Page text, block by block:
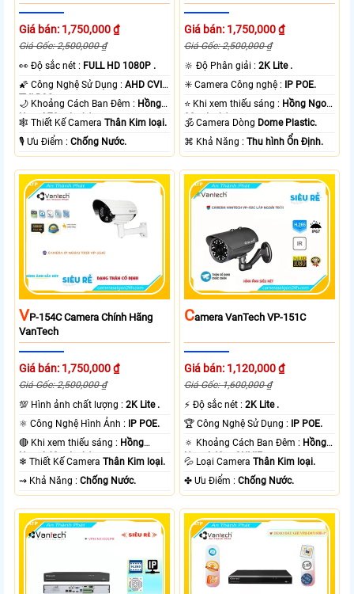
Giá bán: 1,750,000 ₫
Giá Gốc: 2,500,000 ₫
️👀 Độ sắc nét : FULL HD 1080P .
🌠 Công Nghệ Sử Dụng :AHD CVI
TVI BCS.
🌙 Khoảng Cách Ban Đêm : Hồng
Ngoại 70m Led Array.
🕸️ Thiết Kế CameraThân Kim loại.
️🎙 Ưu Điểm :Chống Nước.
Giá bán: 1,750,000 ₫
Giá Gốc: 2,500,000 ₫
🔆 Độ Phân giải :2K Lite .
✳️ Camera Công nghệ :
IP POE.
⭐ Khi xem thiếu sáng : Hồng Ngoại
30m Led Array.
🕉️ Camera Dòng Dome Plastic.
️⌘ Khả Năng :Thu hình Ổn Định.
VP-154C Camera Chính Hãng
VanTech
Giá bán: 1,750,000 ₫
Giá Gốc: 2,500,000 ₫
💯 Hình ảnh chất lượng :2K Lite .
⚛️ Công Nghệ Hình Ảnh :
IP POE.
🔴 Khi xem thiếu sáng : Hồng
Ngoại 60m Led Array.
❄ Thiết Kế CameraThân Kim loại.
️⇝ Khả Năng :Chống Nước.
CAmera VanTech VP-151C
Giá bán: 1,120,000 ₫
Giá Gốc: 1,600,000 ₫
️⚡ Độ sắc nét :2K Lite .
🏆 Công Nghệ Sử Dụng :
IP POE.
🔅 Khoảng Cách Ban Đêm : Hồng
Ngoại 40m ONVIF.
💦 Loại CameraThân Kim loại.
️✤ Ưu Điểm :Chống Nước.